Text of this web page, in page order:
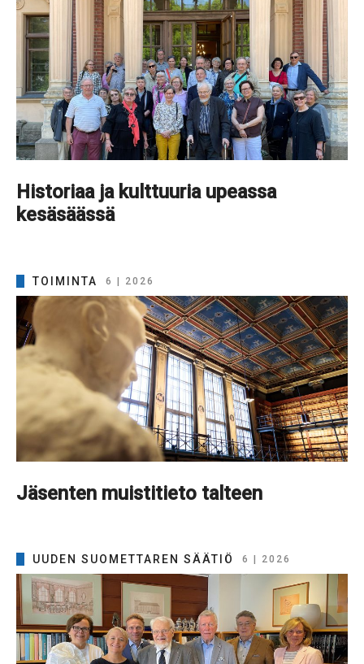
Historiaa ja kulttuuria upeassa
kesäsäässä
TOIMINTA 6 | 2026
Jäsenten muistitieto talteen
UUDEN SUOMETTAREN SÄÄTIÖ 6 | 2026